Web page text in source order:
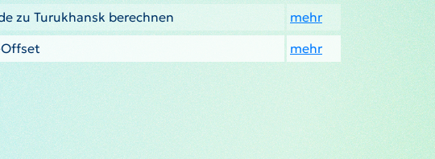
zu Turukhansk berechnen
mehr
Offset
mehr